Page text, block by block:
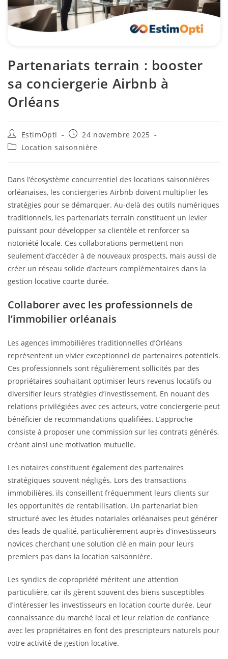
Partenariats terrain : booster
sa conciergerie Airbnb à
Orléans
EstimOpti
24 novembre 2025
Location saisonnière
Dans l’écosystème concurrentiel des locations saisonnières
orléanaises, les conciergeries Airbnb doivent multiplier les
stratégies pour se démarquer. Au-delà des outils numériques
traditionnels, les partenariats terrain constituent un levier
puissant pour développer sa clientèle et renforcer sa
notoriété locale. Ces collaborations permettent non
seulement d’accéder à de nouveaux prospects, mais aussi de
créer un réseau solide d’acteurs complémentaires dans la
gestion locative courte durée.
Collaborer avec les professionnels de
l’immobilier orléanais
Les agences immobilières traditionnelles d’Orléans
représentent un vivier exceptionnel de partenaires potentiels.
Ces professionnels sont régulièrement sollicités par des
propriétaires souhaitant optimiser leurs revenus locatifs ou
diversifier leurs stratégies d’investissement. En nouant des
relations privilégiées avec ces acteurs, votre conciergerie peut
bénéficier de recommandations qualifiées. L’approche
consiste à proposer une commission sur les contrats générés,
créant ainsi une motivation mutuelle.
Les notaires constituent également des partenaires
stratégiques souvent négligés. Lors des transactions
immobilières, ils conseillent fréquemment leurs clients sur
les opportunités de rentabilisation. Un partenariat bien
structuré avec les études notariales orléanaises peut générer
des leads de qualité, particulièrement auprès d’investisseurs
novices cherchant une solution clé en main pour leurs
premiers pas dans la location saisonnière.
Les syndics de copropriété méritent une attention
particulière, car ils gèrent souvent des biens susceptibles
d’intéresser les investisseurs en location courte durée. Leur
connaissance du marché local et leur relation de confiance
avec les propriétaires en font des prescripteurs naturels pour
votre activité de gestion locative.